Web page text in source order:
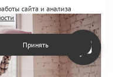
сайта и анализа
Принять